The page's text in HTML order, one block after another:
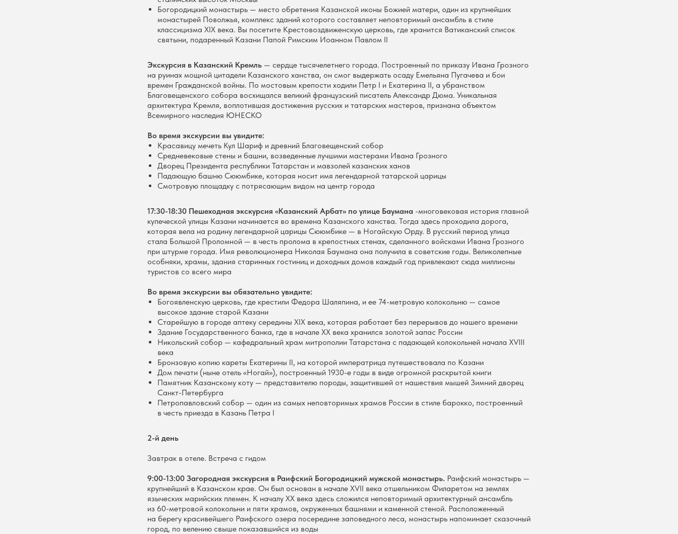
Богородицкий монастырь — место обретения Казанской иконы Божией матери, один из крупнейших
монастырей Поволжья, комплекс зданий которого составляет неповторимый ансамбль в стиле
классицизма XIX века. Вы посетите Крестовоздвиженскую церковь, где хранится Ватиканский список
святыни, подаренный Казани Папой Римским Иоанном Павлом II
Экскурсия в Казанский Кремль — сердце тысячелетнего города. Построенный по приказу Ивана Грозного
на руинах мощной цитадели Казанского ханства, он смог выдержать осаду Емельяна Пугачева и бои
времен Гражданской войны. По мостовым крепости ходили Петр I и Екатерина II, а убранством
Благовещенского собора восхищался великий французский писатель Александр Дюма. Уникальная
архитектура Кремля, воплотившая достижения русских и татарских мастеров, признана объектом
Всемирного наследия ЮНЕСКО
Во время экскурсии вы увидите:
Красавицу мечеть Кул Шариф и древний Благовещенский собор
Средневековые стены и башни, возведенные лучшими мастерами Ивана Грозного
Дворец Президента республики Татарстан и мавзолей казанских ханов
Падающую башню Сююмбике, которая носит имя легендарной татарской царицы
Смотровую площадку с потрясающим видом на центр города
17:30-18:30 Пешеходная экскурсия «Казанский Арбат» по улице Баумана -многовековая история главной
купеческой улицы Казани начинается во времена Казанского ханства. Тогда здесь проходила дорога,
которая вела на родину легендарной царицы Сююмбике — в Ногайскую Орду. В русский период улица
стала Большой Проломной — в честь пролома в крепостных стенах, сделанного войсками Ивана Грозного
при штурме города. Имя революционера Николая Баумана она получила в советские годы. Великолепные
особняки, храмы, здания старинных гостиниц и доходных домов каждый год привлекают сюда миллионы
туристов со всего мира
Во время экскурсии вы обязательно увидите:
Богоявленскую церковь, где крестили Федора Шаляпина, и ее 74-метровую колокольню — самое
высокое здание старой Казани
Старейшую в городе аптеку середины XIX века, которая работает без перерывов до нашего времени
Здание Государственного банка, где в начале XX века хранился золотой запас России
Никольский собор — кафедральный храм митрополии Татарстана с падающей колокольней начала XVIII
века
Бронзовую копию кареты Екатерины II, на которой императрица путешествовала по Казани
Дом печати (ныне отель «Ногай»), построенный 1930-е годы в виде огромной раскрытой книги
Памятник Казанскому коту — представителю породы, защитившей от нашествия мышей Зимний дворец
Санкт-Петербурга
Петропавловский собор — один из самых неповторимых храмов России в стиле барокко, построенный
в честь приезда в Казань Петра I
2-й день
Завтрак в отеле. Встреча с гидом
9:00-13:00 Загородная экскурсия в Раифский Богородицкий мужской монастырь. Раифский монастырь —
крупнейший в Казанском крае. Он был основан в начале XVII века отшельником Филаретом на землях
языческих марийских племен. К началу XX века здесь сложился неповторимый архитектурный ансамбль
из 60-метровой колокольни и пяти храмов, окруженных башнями и каменной стеной. Расположенный
на берегу красивейшего Раифского озера посередине заповедного леса, монастырь напоминает сказочный
город, по велению свыше показавшийся из воды